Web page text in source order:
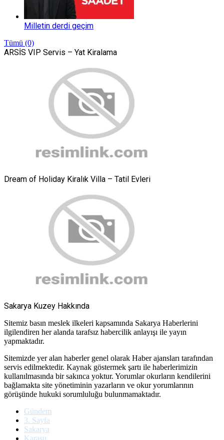
Milletin derdi geçim
Tümü (0)
ARSİS VIP Servis – Yat Kiralama
Dream of Holiday Kiralık Villa – Tatil Evleri
Sakarya Kuzey Hakkında
Sitemiz basın meslek ilkeleri kapsamında Sakarya Haberlerini
ilgilendiren her alanda tarafsız habercilik anlayışı ile yayın
yapmaktadır.
Sitemizde yer alan haberler genel olarak Haber ajansları tarafından
servis edilmektedir. Kaynak göstermek şartı ile haberlerimizin
kullanılmasında bir sakınca yoktur. Yorumlar okurların kendilerini
bağlamakta site yönetiminin yazarların ve okur yorumlarının
görüşünde hukuki sorumluluğu bulunmamaktadır.
Gündem
3. Sayfa
Sakarya